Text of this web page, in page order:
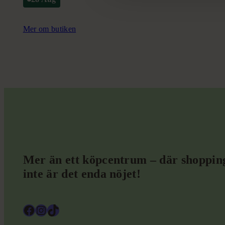
Mer om butiken
Mer än ett köpcentrum – där
inte är det enda nöjet!
Facebook
Instagram
TikTok